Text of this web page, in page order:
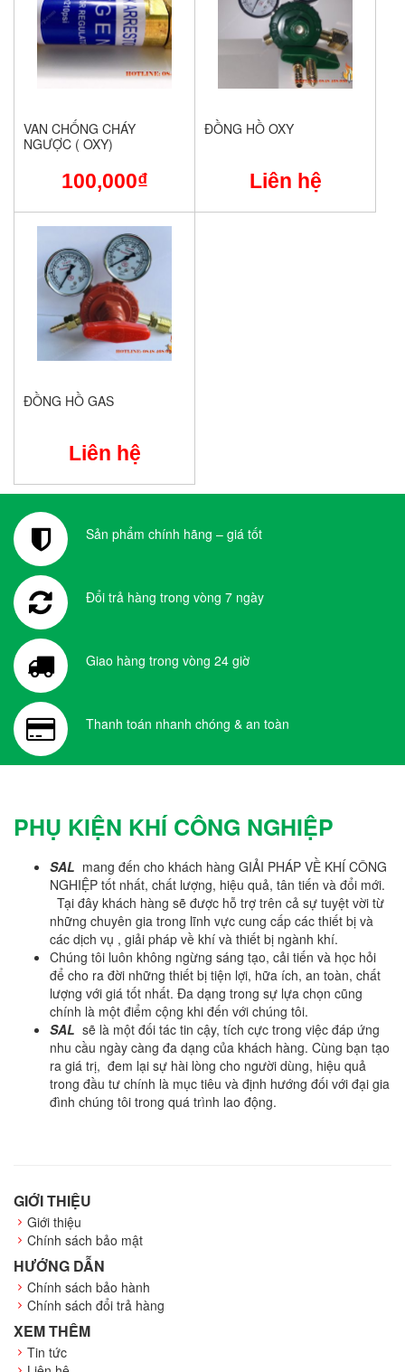
VAN CHỐNG CHÁY
NGƯỢC ( OXY)
100,000₫
ĐỒNG HỒ OXY
Liên hệ
ĐỒNG HỒ GAS
Liên hệ
Sản phẩm chính hãng – giá tốt
Đổi trả hàng trong vòng 7 ngày
Giao hàng trong vòng 24 giờ
Thanh toán nhanh chóng & an toàn
PHỤ KIỆN KHÍ CÔNG NGHIỆP
SAL mang đến cho khách hàng GIẢI PHÁP VỀ KHÍ CÔNG
NGHIỆP tốt nhất, chất lượng, hiệu quả, tân tiến và đổi mới.
Tại đây khách hàng sẽ được hỗ trợ trên cả sự tuyệt vời từ
những chuyên gia trong lĩnh vực cung cấp các thiết bị và
các dịch vụ , giải pháp về khí và thiết bị ngành khí.
Chúng tôi luôn không ngừng sáng tạo, cải tiến và học hỏi
để cho ra đời những thiết bị tiện lợi, hữa ích, an toàn, chất
lượng với giá tốt nhất. Đa dạng trong sự lựa chọn cũng
chính là một điểm cộng khi đến với chúng tôi.
SAL sẽ là một đối tác tin cậy, tích cực trong việc đáp ứng
nhu cầu ngày càng đa dạng của khách hàng. Cùng bạn tạo
ra giá trị, đem lại sự hài lòng cho người dùng, hiệu quả
trong đầu tư chính là mục tiêu và định hướng đối với đại gia
đình chúng tôi trong quá trình lao động.
GIỚI THIỆU
Giới thiệu
Chính sách bảo mật
HƯỚNG DẪN
Chính sách bảo hành
Chính sách đổi trả hàng
XEM THÊM
Tin tức